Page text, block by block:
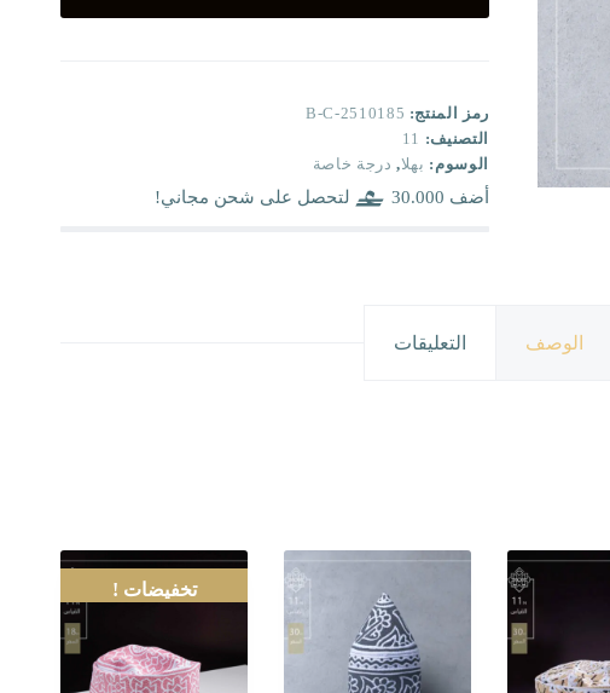
رمز المنتج: B-C-2510185
التصنيف: 11
الوسوم: بهلا, درجة خاصة
أضف 30.000 لتحصل على شحن مجاني!
الوصف التعليقات
تخفيضات !